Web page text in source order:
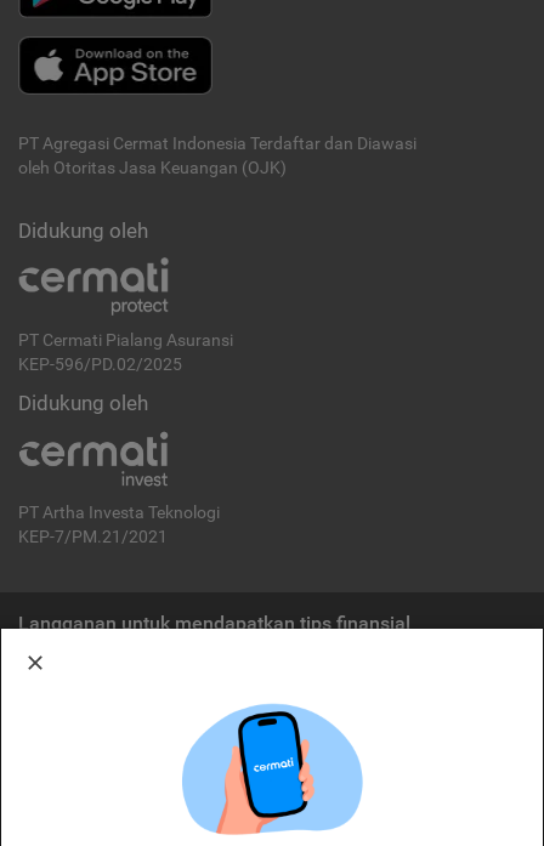
PT Agregasi Cermat Indonesia Terdaftar dan Diawasi
oleh Otoritas Jasa Keuangan (OJK)
Didukung oleh
PT Cermati Pialang Asuransi
KEP-596/PD.02/2025
Didukung oleh
PT Artha Investa Teknologi
KEP-7/PM.21/2021
Langganan untuk mendapatkan tips finansial
Cermati merupakan penyelenggara agregasi jasa keuangan yang terdaftar di
OJK. Oleh karena itu, produk dan/atau layanan jasa keuangan yang
ditawarkan bukan merupakan produk dan/atau layanan jasa keuangan yang
diterbitkan oleh Cermati dan Cermati tidak bertanggung jawab atas tuntutan